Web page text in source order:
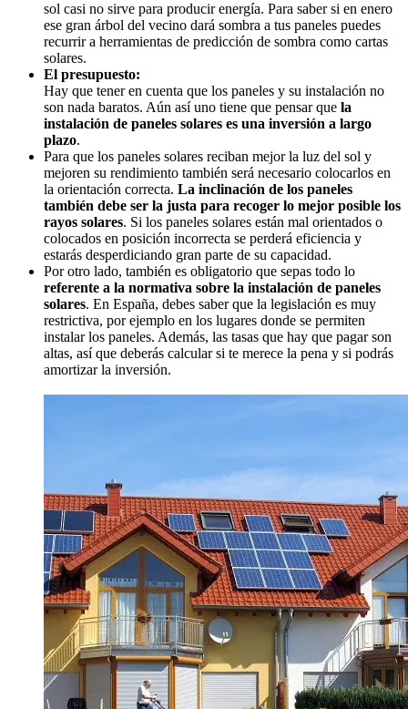
sol casi no sirve para producir energía. Para saber si en enero
ese gran árbol del vecino dará sombra a tus paneles puedes
recurrir a herramientas de predicción de sombra como cartas
solares.
El presupuesto:
Hay que tener en cuenta que los paneles y su instalación no
son nada baratos. Aún así uno tiene que pensar que la
instalación de paneles solares es una inversión a largo
plazo.
Para que los paneles solares reciban mejor la luz del sol y
mejoren su rendimiento también será necesario colocarlos en
la orientación correcta. La inclinación de los paneles
también debe ser la justa para recoger lo mejor posible los
rayos solares. Si los paneles solares están mal orientados o
colocados en posición incorrecta se perderá eficiencia y
estarás desperdiciando gran parte de su capacidad.
Por otro lado, también es obligatorio que sepas todo lo
referente a la normativa sobre la instalación de paneles
solares. En España, debes saber que la legislación es muy
restrictiva, por ejemplo en los lugares donde se permiten
instalar los paneles. Además, las tasas que hay que pagar son
altas, así que deberás calcular si te merece la pena y si podrás
amortizar la inversión.